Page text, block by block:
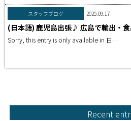
スタッフブログ 2025.09.17
(日本語) 鹿児島出張♪ 広島で輸出・
Sorry, this entry is only available in 日…
Recent